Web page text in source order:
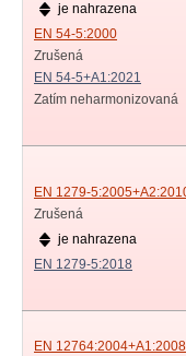
je nahrazena
EN 54-5:2000
Zrušená
EN 54-5+A1:2021
Zatím neharmonizovaná
EN 1279-
Zrušená
je nahrazena
EN 1279-5:2018
EN 12764:2004+A1:2008